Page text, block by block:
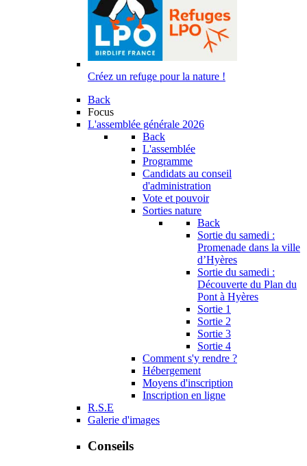
Créez un refuge pour la nature !
Back
Focus
L'assemblée générale 2026
Back
L'assemblée
Programme
Candidats au conseil
d'administration
Vote et pouvoir
Sorties nature
Back
Sortie du samedi :
Promenade dans la ville
d’Hyères
Sortie du samedi :
Découverte du Plan du
Pont à Hyères
Sortie 1
Sortie 2
Sortie 3
Sortie 4
Comment s'y rendre ?
Hébergement
Moyens d'inscription
Inscription en ligne
R.S.E
Galerie d'images
Conseils